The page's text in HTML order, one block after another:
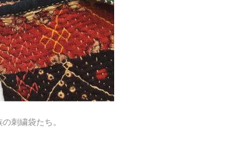
刺繍袋たち。